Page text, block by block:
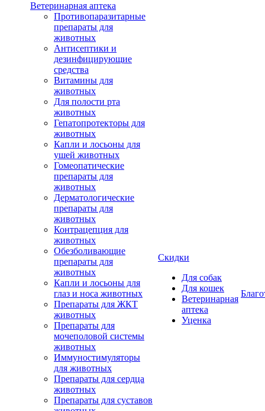
Ветеринарная аптека
Противопаразитарные
препараты для
животных
Антисептики и
дезинфицирующие
средства
Витамины для
животных
Для полости рта
животных
Гепатопротекторы для
животных
Капли и лосьоны для
ушей животных
Гомеопатические
препараты для
животных
Дерматологические
препараты для
животных
Контрацепция для
животных
Обезболивающие
препараты для
животных
Капли и лосьоны для
глаз и носа животных
Препараты для ЖКТ
животных
Препараты для
мочеполовой системы
животных
Иммуностимуляторы
для животных
Препараты для сердца
животных
Препараты для суставов
Скидки
Для собак
Для кошек
Ветеринарная
аптека
Уценка